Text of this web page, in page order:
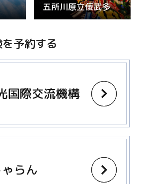
五所川原立佞武多
予約する
国際交流機構
ゃらん